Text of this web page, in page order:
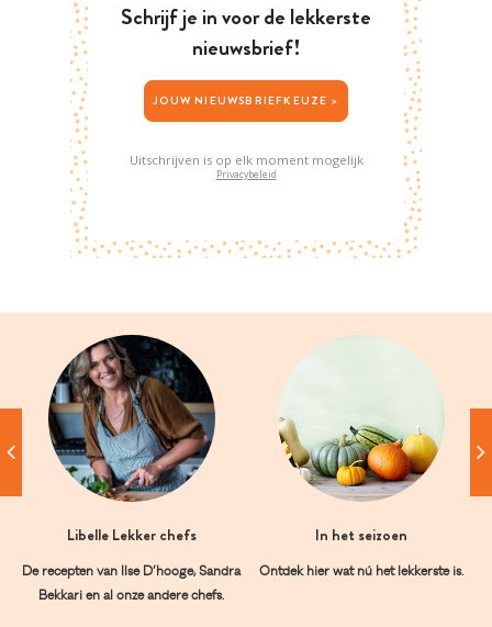
Schrijf je in voor de lekkerste
nieuwsbrief!
JOUW NIEUWSBRIEFKEUZE >
Uitschrijven is op elk moment mogelijk
Privacybeleid
Libelle Lekker chefs
De recepten van Ilse D’hooge, Sandra
Bekkari en al onze andere chefs.
In het seizoen
Ontdek hier wat nú het lekkerste is.